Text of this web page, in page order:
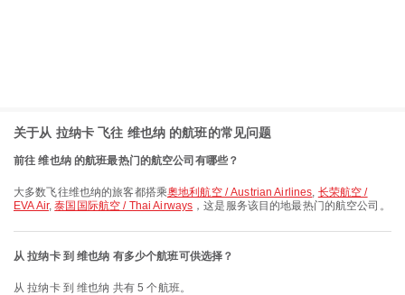
关于从 拉纳卡 飞往 维也纳 的航班的常见问题
前往 维也纳 的航班最热门的航空公司有哪些？
大多数飞往维也纳的旅客都搭乘奧地利航空 / Austrian Airlines, 长荣航空 /
EVA Air,泰国国际航空 / Thai Airways ，这是服务该目的地最热门的航空公司。
从 拉纳卡 到 维也纳 有多少个航班可供选择？
从 拉纳卡 到 维也纳 共有 5 个航班。